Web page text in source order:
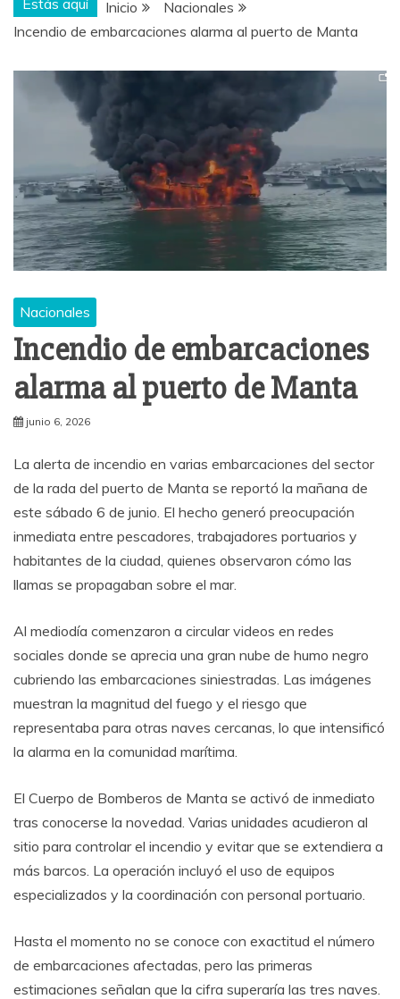
Inicio
Nacionales
Incendio de embarcaciones alarma al puerto de Manta
Nacionales
Incendio de embarcaciones
alarma al puerto de Manta
junio 6, 2026
La alerta de incendio en varias embarcaciones del sector
de la rada del puerto de Manta se reportó la mañana de
este sábado 6 de junio. El hecho generó preocupación
inmediata entre pescadores, trabajadores portuarios y
habitantes de la ciudad, quienes observaron cómo las
llamas se propagaban sobre el mar.
Al mediodía comenzaron a circular videos en redes
sociales donde se aprecia una gran nube de humo negro
cubriendo las embarcaciones siniestradas. Las imágenes
muestran la magnitud del fuego y el riesgo que
representaba para otras naves cercanas, lo que intensificó
la alarma en la comunidad marítima.
El Cuerpo de Bomberos de Manta se activó de inmediato
tras conocerse la novedad. Varias unidades acudieron al
sitio para controlar el incendio y evitar que se extendiera a
más barcos. La operación incluyó el uso de equipos
especializados y la coordinación con personal portuario.
Hasta el momento no se conoce con exactitud el número
de embarcaciones afectadas, pero las primeras
estimaciones señalan que la cifra superaría las tres naves.